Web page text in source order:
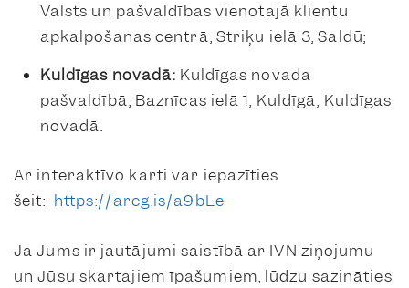
Valsts un pašvaldības vienotajā klientu
apkalpošanas centrā, Striķu ielā 3, Saldū;
Kuldīgas novadā: Kuldīgas novada
pašvaldībā, Baznīcas ielā 1, Kuldīgā, Kuldīgas
novadā.
Ar interaktīvo karti var iepazīties
šeit: https://arcg.is/a9bLe
Ja Jums ir jautājumi saistībā ar IVN ziņojumu
un Jūsu skartajiem īpašumiem, lūdzu sazināties